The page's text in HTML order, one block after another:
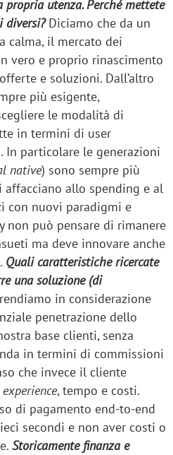
utenza. Perché mettete
diversi?Diciamo che da un
calma, il mercato dei
vero e proprio rinascimento
e soluzioni. Dall’altro
più esigente,
le modalità di
in termini di user
In particolare le generazioni
native) sono sempre più
allo spending e al
con nuovi paradigmi e
può pensare di rimanere
ma deve innovare anche
Quali caratteristiche ricercate
una soluzione (di
in considerazione
penetrazione dello
base clienti, senza
in termini di commissioni
che invece il cliente
experience, tempo e costi.
di pagamento end-to-end
secondi e non aver costi o
Storicamente finanza e